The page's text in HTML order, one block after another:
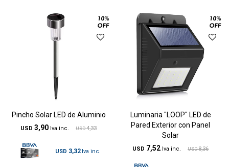
Pincho Solar LED de Aluminio
USD 3,90 USD 4,33
USD 3,32
Luminaria "LOOP" LED de
Pared Exterior con Panel
Solar
USD 7,52 USD 8,36